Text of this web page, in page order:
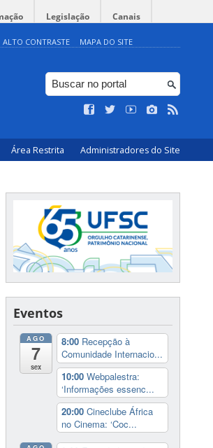
Legislação Canais
ALTO CONTRASTE MAPA DO SITE
Área Restrita Administradores do Site
Eventos
AGO
7
sex
8:00 Recepção à
Comunidade Internacio...
10:00 Webpalestra:
‘Informações essenc...
20:00 Cineclube África
no Cinema: ‘Coc...